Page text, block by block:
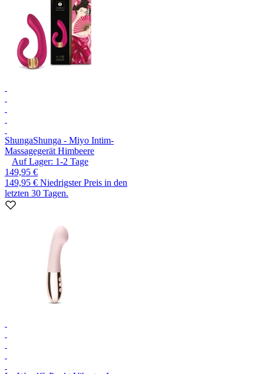
ShungaShunga - Miyo Intim-
Massagegerät Himbeere
Auf Lager: 1-2 Tage
149,95 €
149,95 € Niedrigster Preis in den
letzten 30 Tagen.